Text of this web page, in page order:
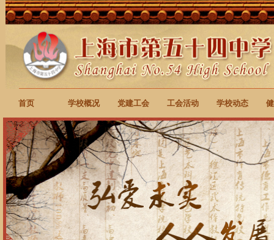
首页 学校概况 党建工会 工会活动 学校动态